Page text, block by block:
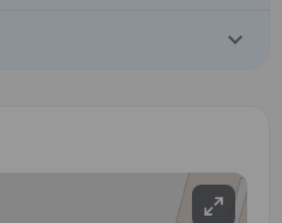
keyboard_arrow_down